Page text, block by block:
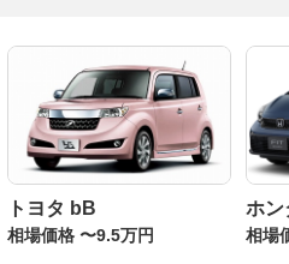
トヨタ bB
相場価格 〜9.5万円
ホン
相場